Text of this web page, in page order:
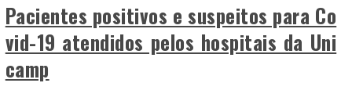
Pacientes positivos e suspeitos para Co
vid-19 atendidos pelos hospitais da Uni
camp